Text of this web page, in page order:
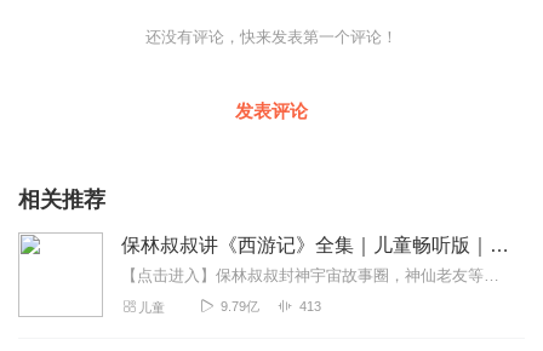
还没有评论，快来发表第一个评论！
发表评论
相关推荐
保林叔叔讲《西游记》全集｜儿童畅听版｜免费
【点击进入】保林叔叔封神宇宙故事圈，神仙老友等你来玩！故事小助手：柚子姐姐（VX)：baolinss保林叔叔讲四大名著点击收听→保林叔叔讲《红楼梦》点击收听→...
儿童 9.79亿 413